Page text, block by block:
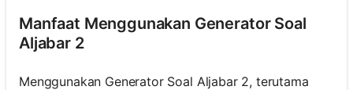
Manfaat Menggunakan Generator Soal
Aljabar 2
Menggunakan Generator Soal Aljabar 2, terutama